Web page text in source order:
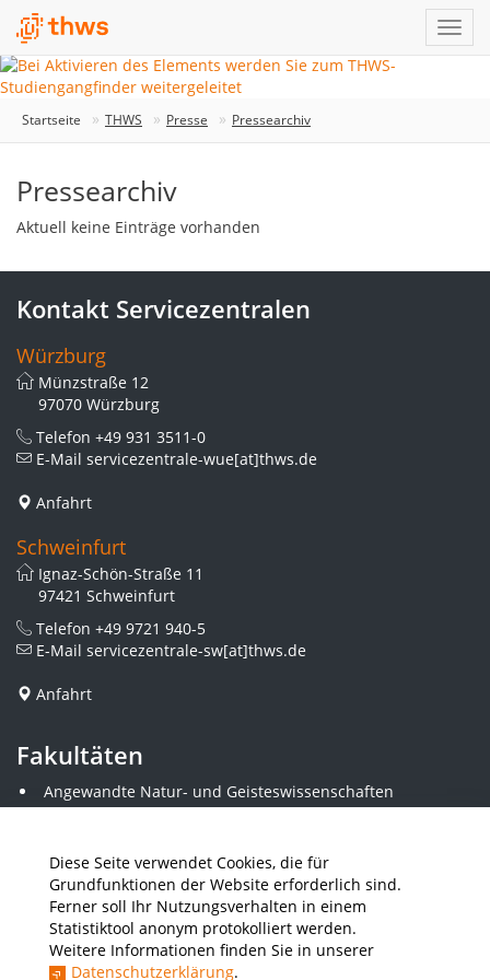
Diese Seite verwendet Cookies, die für
Grundfunktionen der Website erforderlich sind.
Ferner soll Ihr Nutzungsverhalten in einem
Statistiktool anonym protokolliert werden.
Weitere Informationen finden Sie in unserer
Datenschutzerklärung.
Startseite THWS Presse Pressearchiv
Pressearchiv
Aktuell keine Einträge vorhanden
Kontakt Servicezentralen
Würzburg
Münzstraße 12
97070 Würzburg
Telefon +49 931 3511-0
E-Mail servicezentrale-wue[at]thws.de
Anfahrt
Schweinfurt
Ignaz-Schön-Straße 11
97421 Schweinfurt
Telefon +49 9721 940-5
E-Mail servicezentrale-sw[at]thws.de
Anfahrt
Fakultäten
Angewandte Natur- und Geisteswissenschaften
Angewandte Sozialwissenschaften
Elektrotechnik
Gestaltung
Informatik und Wirtschaftsinformatik
Kunststofftechnik und Vermessung
Maschinenbau
THWS Business School